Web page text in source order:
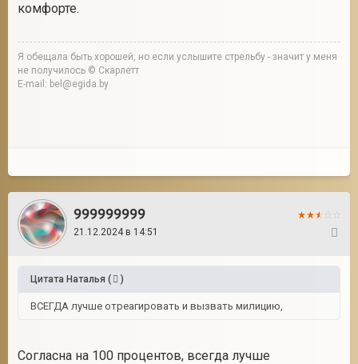
комфорте.
Я обещала быть хорошей, но если услышите стрельбу - значит у меня
не получилось © Скарлетт
E-mail: bel@egida.by
999999999
21.12.2024 в 14:51
Цитата Наталья ( )
ВСЕГДА лучше отреагировать и вызвать милицию,
Согласна на 100 процентов, всегда лучше